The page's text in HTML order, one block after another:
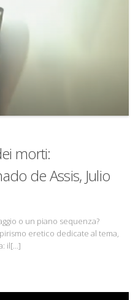
morti:
de Assis, Julio
o un piano sequenza?
eretico dedicate al tema,
il[…]